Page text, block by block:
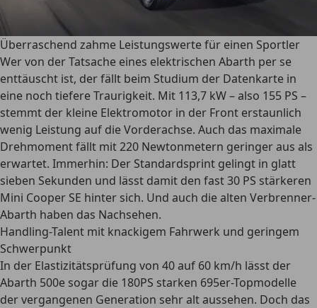
Überraschend zahme Leistungswerte für einen Sportler
Wer von der Tatsache eines elektrischen Abarth per se
enttäuscht ist, der fällt beim Studium der Datenkarte in
eine noch tiefere Traurigkeit. Mit 113,7 kW – also 155 PS –
stemmt der kleine Elektromotor in der Front erstaunlich
wenig Leistung auf die Vorderachse. Auch das maximale
Drehmoment fällt mit 220 Newtonmetern geringer aus als
erwartet. Immerhin: Der Standardsprint gelingt in glatt
sieben Sekunden und lässt damit den fast 30 PS stärkeren
Mini Cooper SE hinter sich. Und auch die alten Verbrenner-
Abarth haben das Nachsehen.
Handling-Talent mit knackigem Fahrwerk und geringem
Schwerpunkt
In der Elastizitätsprüfung von 40 auf 60 km/h lässt der
Abarth 500e sogar die 180PS starken 695er-Topmodelle
der vergangenen Generation sehr alt aussehen. Doch das